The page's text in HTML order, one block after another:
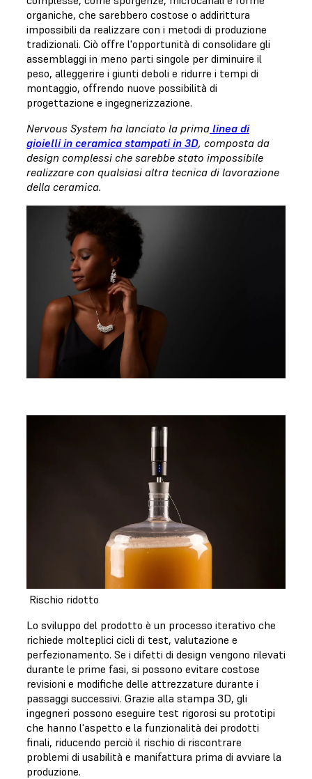
organiche, che sarebbero costose o addirittura
impossibili da realizzare con i metodi di produzione
tradizionali. Ciò offre l'opportunità di consolidare gli
assemblaggi in meno parti singole per diminuire il
peso, alleggerire i giunti deboli e ridurre i tempi di
montaggio, offrendo nuove possibilità di
progettazione e ingegnerizzazione.
Nervous System ha lanciato la prima linea di
gioielli in ceramica stampati in 3D, composta da
design complessi che sarebbe stato impossibile
realizzare con qualsiasi altra tecnica di lavorazione
della ceramica.
Rischio ridotto
Lo sviluppo del prodotto è un processo iterativo che
richiede molteplici cicli di test, valutazione e
perfezionamento. Se i difetti di design vengono rilevati
durante le prime fasi, si possono evitare costose
revisioni e modifiche delle attrezzature durante i
passaggi successivi. Grazie alla stampa 3D, gli
ingegneri possono eseguire test rigorosi su prototipi
che hanno l'aspetto e la funzionalità dei prodotti
finali, riducendo perciò il rischio di riscontrare
problemi di usabilità e manifattura prima di avviare la
produzione.